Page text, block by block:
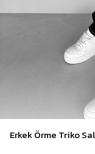
Erkek Örme Triko